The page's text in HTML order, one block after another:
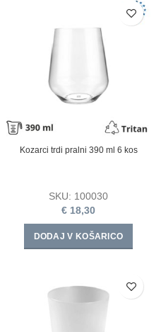
Kozarci trdi pralni 390 ml 6 kos
SKU: 100030
€ 18,30
DODAJ V KOŠARICO